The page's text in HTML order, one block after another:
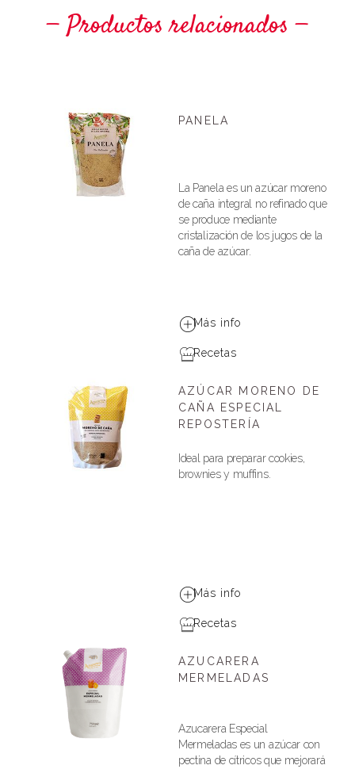
Productos relacionados
PANELA
La Panela es un azúcar moreno
de caña integral no refinado que
se produce mediante
cristalización de los jugos de la
caña de azúcar.
Más info
Recetas
AZÚCAR MORENO DE
CAÑA ESPECIAL
REPOSTERÍA
Ideal para preparar cookies,
brownies y muffins.
Más info
Recetas
AZUCARERA
MERMELADAS
Azucarera Especial
Mermeladas es un azúcar con
pectina de cítricos que mejorará